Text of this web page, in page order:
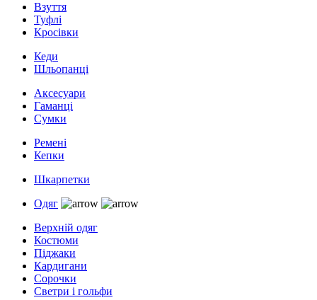
Взуття
Туфлі
Кросівки
Кеди
Шльопанці
Аксесуари
Гаманці
Сумки
Ремені
Кепки
Шкарпетки
Одяг
Верхній одяг
Костюми
Піджаки
Кардигани
Сорочки
Светри і гольфи